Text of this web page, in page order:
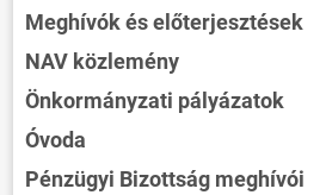
Meghívók és előterjesztések
NAV közlemény
Önkormányzati pályázatok
Óvoda
Pénzügyi Bizottság meghívói